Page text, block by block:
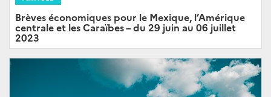
Brèves économiques pour le Mexique, l’Amérique
centrale et les Caraïbes – du 29 juin au 06 juillet
2023